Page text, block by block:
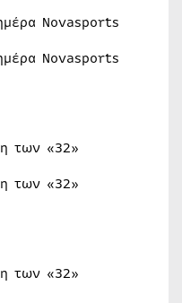
Novasports
Novasports
των «32»
των «32»
των «32»